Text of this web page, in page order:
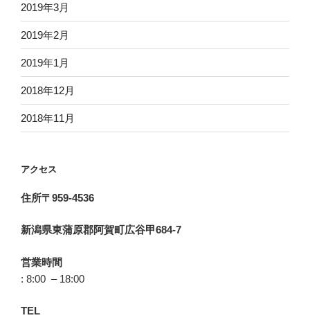
2019年3月
2019年2月
2019年1月
2018年12月
2018年11月
アクセス
住所〒959-4536
新潟県東蒲原郡阿賀町広谷甲684-7
営業時間
: 8:00 – 18:00
TEL